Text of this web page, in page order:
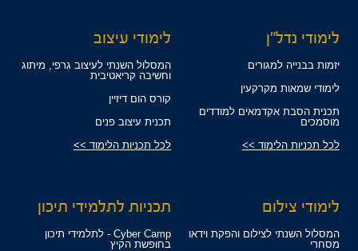
לימודי נדל"ן
יזמות בבנייה למגורים
לימודי שמאות מקרקעין
תכנית הסבת אקדמאים למודדים
מוסמכים
לכל תכניות הלימוד >>
לימודי עיצוב
המסלול השנתי לעיצוב גרפי, מיתוג
וחשיבה קריאטיבית
קורס הום דיזיין
תכנית עיצוב פנים
לכל תכניות הלימוד >>
לימודי צילום
המסלול השנתי לצילום והפקת וידאו
מסחרי
תכניות לתלמידי תיכון
Cyber Camp - לתלמידי תיכון
בחופשת הקיץ